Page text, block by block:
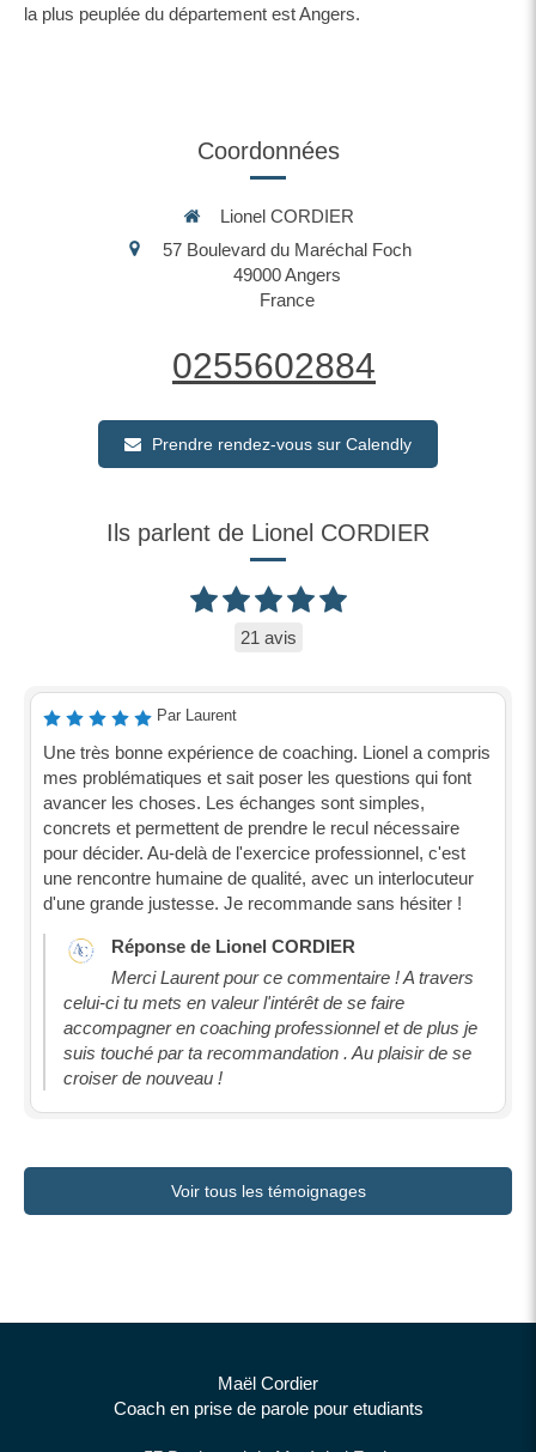
la plus peuplée du département est Angers.
Coordonnées
Lionel CORDIER
57 Boulevard du Maréchal Foch
49000 Angers
France
0255602884
Prendre rendez-vous sur Calendly
Ils parlent de Lionel CORDIER
21 avis
Par Laurent
Une très bonne expérience de coaching. Lionel a compris
mes problématiques et sait poser les questions qui font
avancer les choses. Les échanges sont simples,
concrets et permettent de prendre le recul nécessaire
pour décider. Au-delà de l'exercice professionnel, c'est
une rencontre humaine de qualité, avec un interlocuteur
d'une grande justesse. Je recommande sans hésiter !
Réponse de Lionel CORDIER
Merci Laurent pour ce commentaire ! A travers
celui-ci tu mets en valeur l'intérêt de se faire
accompagner en coaching professionnel et de plus je
suis touché par ta recommandation . Au plaisir de se
croiser de nouveau !
Voir tous les témoignages
Maël Cordier
Coach en prise de parole pour etudiants